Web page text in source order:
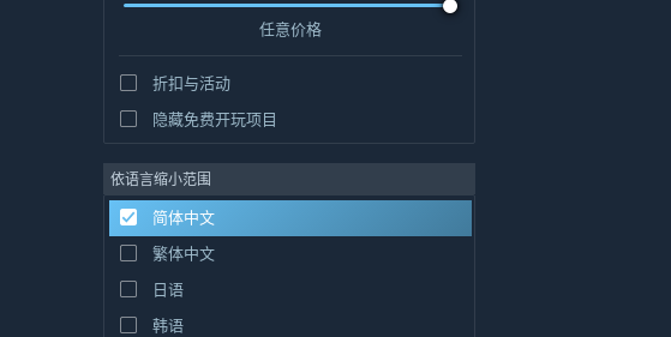
任意价格
折扣与活动
隐藏免费开玩项目
依语言缩小范围
简体中文
繁体中文
日语
韩语